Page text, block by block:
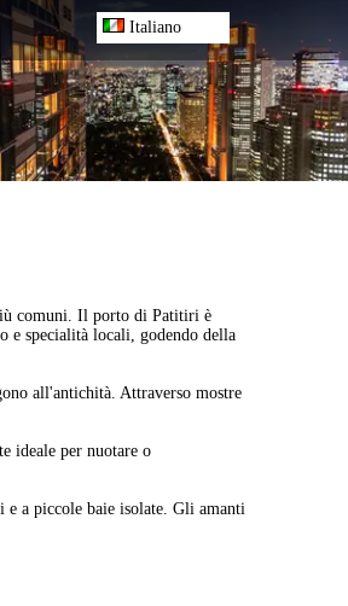
Italiano
comuni. Il porto di Patitiri è
e specialità locali, godendo della
all'antichità. Attraverso mostre
ideale per nuotare o
e a piccole baie isolate. Gli amanti